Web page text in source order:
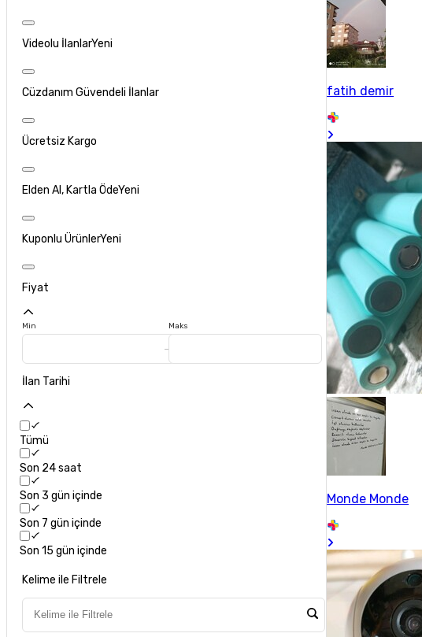
Videolu İlanlarYeni
Cüzdanım Güvendeli İlanlar
Ücretsiz Kargo
Elden Al, Kartla ÖdeYeni
Kuponlu ÜrünlerYeni
Fiyat
Min Maks
İlan Tarihi
Tümü
Son 24 saat
Son 3 gün içinde
Son 7 gün içinde
Son 15 gün içinde
Kelime ile Filtrele
fatih demir
Monde Monde